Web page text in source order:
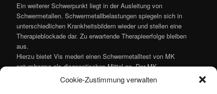
Cookie-Zustimmung verwalten
Ein weiterer Schwerpunkt liegt in der Ausleitung von
Schwermetallen. Schwermetallbelastungen spiegeln sich in
unterschiedlichen Krankheitsbildern wieder und stellen eine
Therapieblockade dar. Zu erwartende Therapieerfolge bleiben
aus.
Hierzu bietet Vis mederi einen Schwermetalltest von MK
naturpharma als diagnostisches Mittel an. Der MK
Schwermetalltest ermöglicht eine Bestimmung der
Schwermetallbelastung aus Urin- und / oder Speichelproben.